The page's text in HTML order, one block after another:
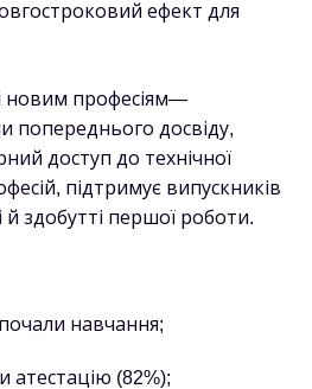
ефект для
професіям—
попереднього досвіду,
доступ до технічної
підтримує випускників
здобутті першої роботи.
навчання;
атестацію (82%);